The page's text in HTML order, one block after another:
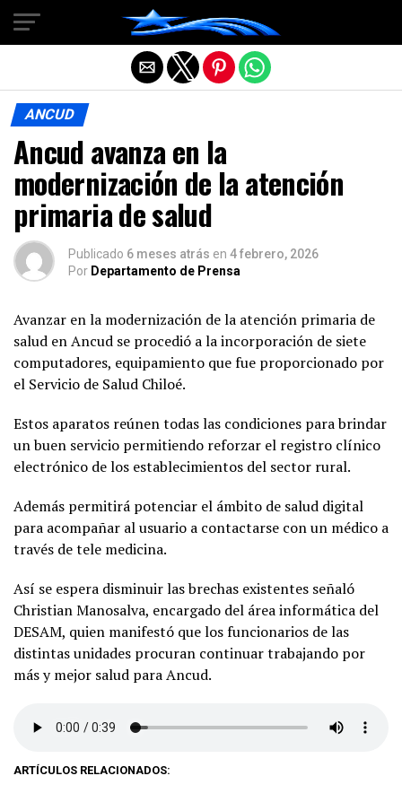
ANCUD
Ancud avanza en la
modernización de la atención
primaria de salud
Publicado 6 meses atrás en 4 febrero, 2026
Por Departamento de Prensa
Avanzar en la modernización de la atención primaria de
salud en Ancud se procedió a la incorporación de siete
computadores, equipamiento que fue proporcionado por
el Servicio de Salud Chiloé.
Estos aparatos reúnen todas las condiciones para brindar
un buen servicio permitiendo reforzar el registro clínico
electrónico de los establecimientos del sector rural.
Además permitirá potenciar el ámbito de salud digital
para acompañar al usuario a contactarse con un médico a
través de tele medicina.
Así se espera disminuir las brechas existentes señaló
Christian Manosalva, encargado del área informática del
DESAM, quien manifestó que los funcionarios de las
distintas unidades procuran continuar trabajando por
más y mejor salud para Ancud.
ARTÍCULOS RELACIONADOS:
Salir de la versión móvil